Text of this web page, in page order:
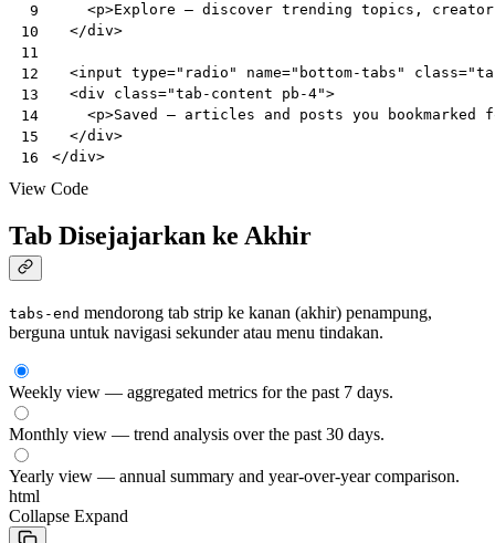
9
10
11
12
13
14
15
16
<p>Explore — discover trending topics,
</div>
<input type="radio" name="bottom-tabs" class=
<div class="tab-content pb-4">
<p>Saved — articles and posts you
</div>
</div>
View Code
Tab Disejajarkan ke Akhir
tabs-end mendorong tab strip ke kanan (akhir) penampung,
berguna untuk navigasi sekunder atau menu tindakan.
Weekly view — aggregated metrics for the past 7 days.
Monthly view — trend analysis over the past 30 days.
Yearly view — annual summary and year-over-year comparison.
html
Collapse Expand